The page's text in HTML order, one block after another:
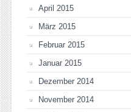
April 2015
März 2015
Februar 2015
Januar 2015
Dezember 2014
November 2014